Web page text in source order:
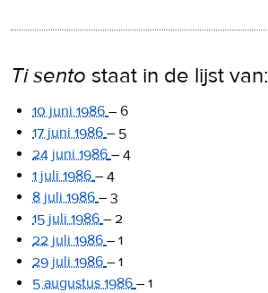
Ti sento staat in de lijst van:
10 juni 1986 – 6
17 juni 1986 – 5
24 juni 1986 – 4
1 juli 1986 – 4
8 juli 1986 – 3
15 juli 1986 – 2
22 juli 1986 – 1
29 juli 1986 – 1
5 augustus 1986 – 1